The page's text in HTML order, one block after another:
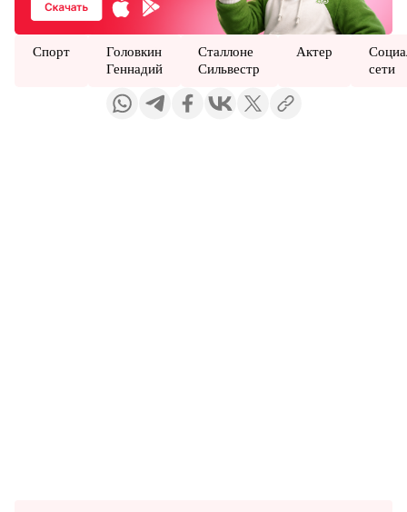
Спорт
Головкин
Геннадий
Сталлоне
Сильвестр
Актер
сети